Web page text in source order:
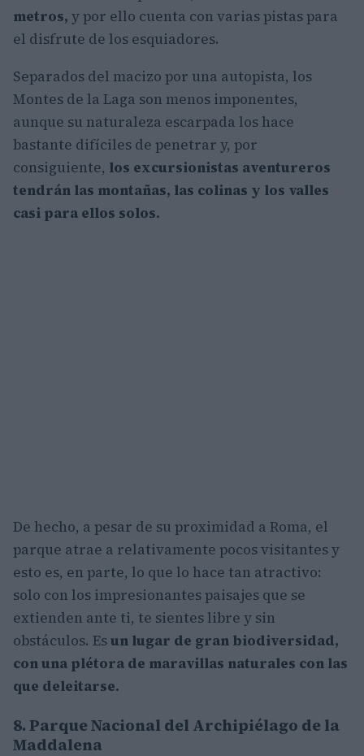
metros, y por ello cuenta con varias pistas para
el disfrute de los esquiadores.
Separados del macizo por una autopista, los
Montes de la Laga son menos imponentes,
aunque su naturaleza escarpada los hace
bastante difíciles de penetrar y, por
consiguiente, los excursionistas aventureros
tendrán las montañas, las colinas y los valles
casi para ellos solos.
De hecho, a pesar de su proximidad a Roma, el
parque atrae a relativamente pocos visitantes y
esto es, en parte, lo que lo hace tan atractivo:
solo con los impresionantes paisajes que se
extienden ante ti, te sientes libre y sin
obstáculos. Esun lugar de gran biodiversidad,
con una plétora de maravillas naturales con las
que deleitarse.
8. Parque Nacional del Archipiélago de la
Maddalena